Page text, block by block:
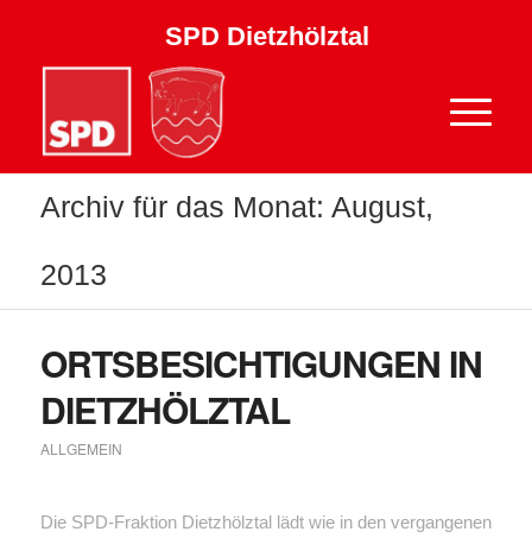
SPD Dietzhölztal
Archiv für das Monat: August,
2013
ORTSBESICHTIGUNGEN IN
DIETZHÖLZTAL
ALLGEMEIN
Die SPD-Fraktion Dietzhölztal lädt wie in den vergangenen